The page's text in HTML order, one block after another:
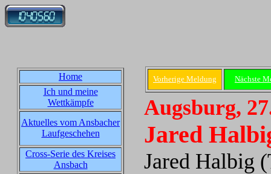
Home
Ich und meine
Wettkämpfe
Aktuelles vom Ansbacher
Laufgeschehen
Cross-Serie des Kreises
Ansbach
Vorherige Meldung Nächste
Augsburg,
Jared
Jared Halbig